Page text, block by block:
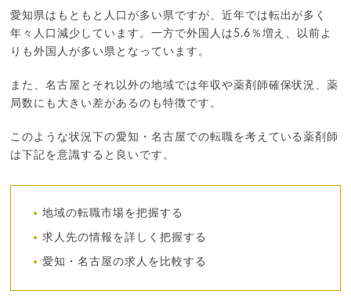
愛知県はもともと人口が多い県ですが、近年では転出が多く
年々人口減少しています。一方で外国人は5.6％増え、以前よ
りも外国人が多い県となっています。
また、名古屋とそれ以外の地域では年収や薬剤師確保状況、薬
局数にも大きい差があるのも特徴です。
このような状況下の愛知・名古屋での転職を考えている薬剤師
は下記を意識すると良いです。
地域の転職市場を把握する
求人先の情報を詳しく把握する
愛知・名古屋の求人を比較する